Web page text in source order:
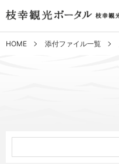
HOME 添付ファイル一覧